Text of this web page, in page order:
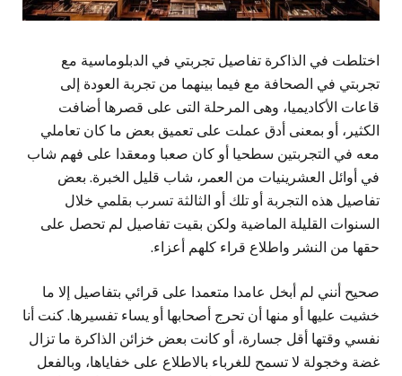
اختلطت في الذاكرة تفاصيل تجربتي في الدبلوماسية مع
تجربتي في الصحافة مع فيما بينهما من تجربة العودة إلى
قاعات الأكاديميا، وهى المرحلة التى على قصرها أضافت
الكثير، أو بمعنى أدق عملت على تعميق بعض ما كان تعاملي
معه في التجربتين سطحيا أو كان صعبا ومعقدا على فهم شاب
في أوائل العشرينيات من العمر، شاب قليل الخبرة. بعض
تفاصيل هذه التجربة أو تلك أو الثالثة تسرب بقلمي خلال
السنوات القليلة الماضية ولكن بقيت تفاصيل لم تحصل على
حقها من النشر واطلاع قراء كلهم أعزاء.
صحيح أنني لم أبخل عامدا متعمدا على قرائي بتفاصيل إلا ما
خشيت عليها أو منها أن تحرج أصحابها أو يساء تفسيرها. كنت أنا
نفسي وقتها أقل جسارة، أو كانت بعض خزائن الذاكرة ما تزال
غضة وخجولة لا تسمح للغرباء بالاطلاع على خفاياها، وبالفعل